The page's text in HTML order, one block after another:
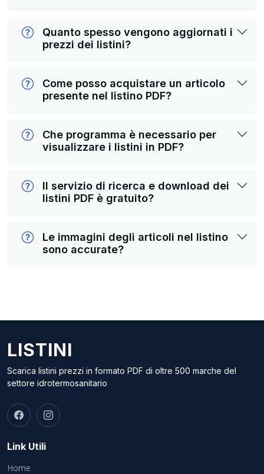
Quanto spesso vengono aggiornati i
prezzi dei listini?
Come posso acquistare un articolo
presente nel listino PDF?
Che programma è necessario per
visualizzare i listini in PDF?
Il servizio di ricerca e download dei
listini PDF è gratuito?
Le immagini degli articoli nel listino
sono accurate?
LISTINI
Scarica listini prezzi in formato PDF di oltre 500 marche del
settore idrotermosanitario
Link Utili
Home